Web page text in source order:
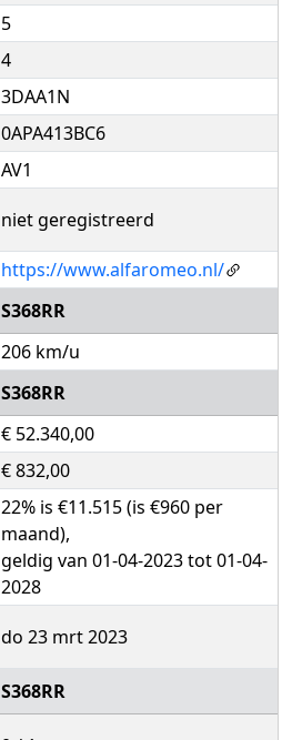
5
4
3DAA1N
0APA413BC6
AV1
niet geregistreerd
https://www.alfaromeo.nl/
S368RR
206 km/u
S368RR
€ 52.340,00
€ 832,00
22% is €11.515 (is €960 per
maand),
geldig van 01-04-2023 tot 01-04-
2028
do 23 mrt 2023
S368RR